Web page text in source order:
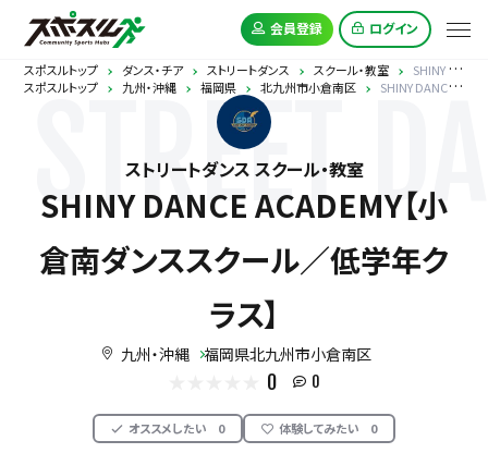
会員登録 ログイン
スポスルトップ ダンス・チア ストリートダンス スクール・教室
SHINY DANCE ACADEMY【小倉南ダンススクール／低学年クラス】
スポスルトップ
九州・沖縄 福岡県 北九州市小倉南区 SHINY DANCE ACADEMY【小倉南ダンススクール／低学年クラス】
STREET
ストリートダンス スクール・教室
SHINY DANCE ACADEMY【小
倉南ダンススクール／低学年ク
ラス】
九州・沖縄 福岡県北九州市小倉南区
0 0
オススメしたい 0 体験してみたい 0